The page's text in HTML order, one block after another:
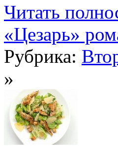
Читать
«Цезарь»
Рубрика:
»